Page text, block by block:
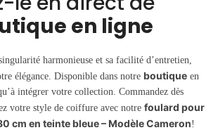
en ligne
singularité harmonieuse et sa facilité d’entretien,
élégance. Disponible dans notre boutique en
intégrer votre collection. Commandez dès
votre style de coiffure avec notre foulard pour
cm en teinte bleue – Modèle Cameron!